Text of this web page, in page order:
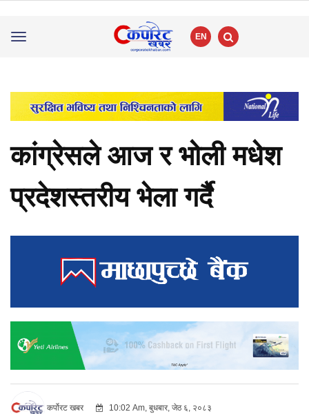
Toggle
EN
कांग्रेसले आज र भोली मधेश
प्रदेशस्तरीय भेला गर्दै
कर्पोरट खबर 10:02 Am, बुधबार, जेठ ६, २०८३